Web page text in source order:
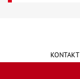
KONTAKT